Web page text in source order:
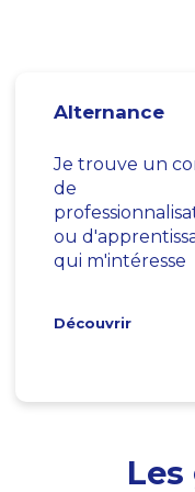
Alternance
Je trouve un
de
ou
qui m'intéresse
Découvrir